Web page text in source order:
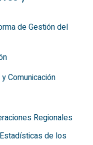
de Gestión del
Comunicación
Regionales
de los